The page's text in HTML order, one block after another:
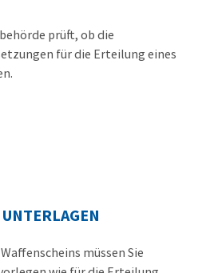
prüft, ob die
für die Erteilung eines
müssen Sie